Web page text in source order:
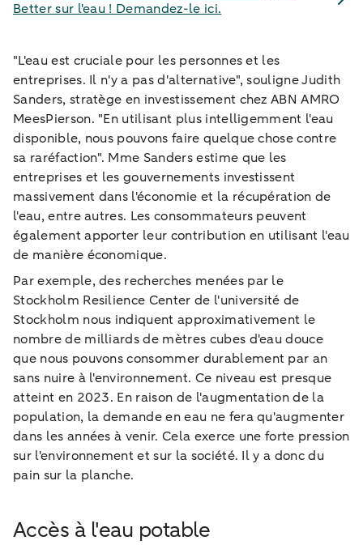
Better sur l'eau ! Demandez-le ici.
"L'eau est cruciale pour les personnes et les
entreprises. Il n'y a pas d'alternative", souligne Judith
Sanders, stratège en investissement chez ABN AMRO
MeesPierson. "En utilisant plus intelligemment l'eau
disponible, nous pouvons faire quelque chose contre
sa raréfaction". Mme Sanders estime que les
entreprises et les gouvernements investissent
massivement dans l'économie et la récupération de
l'eau, entre autres. Les consommateurs peuvent
également apporter leur contribution en utilisant l'eau
de manière économique.
Par exemple, des recherches menées par le
Stockholm Resilience Center de l'université de
Stockholm nous indiquent approximativement le
nombre de milliards de mètres cubes d'eau douce
que nous pouvons consommer durablement par an
sans nuire à l'environnement. Ce niveau est presque
atteint en 2023. En raison de l'augmentation de la
population, la demande en eau ne fera qu'augmenter
dans les années à venir. Cela exerce une forte pression
sur l'environnement et sur la société. Il y a donc du
pain sur la planche.
Accès à l'eau potable